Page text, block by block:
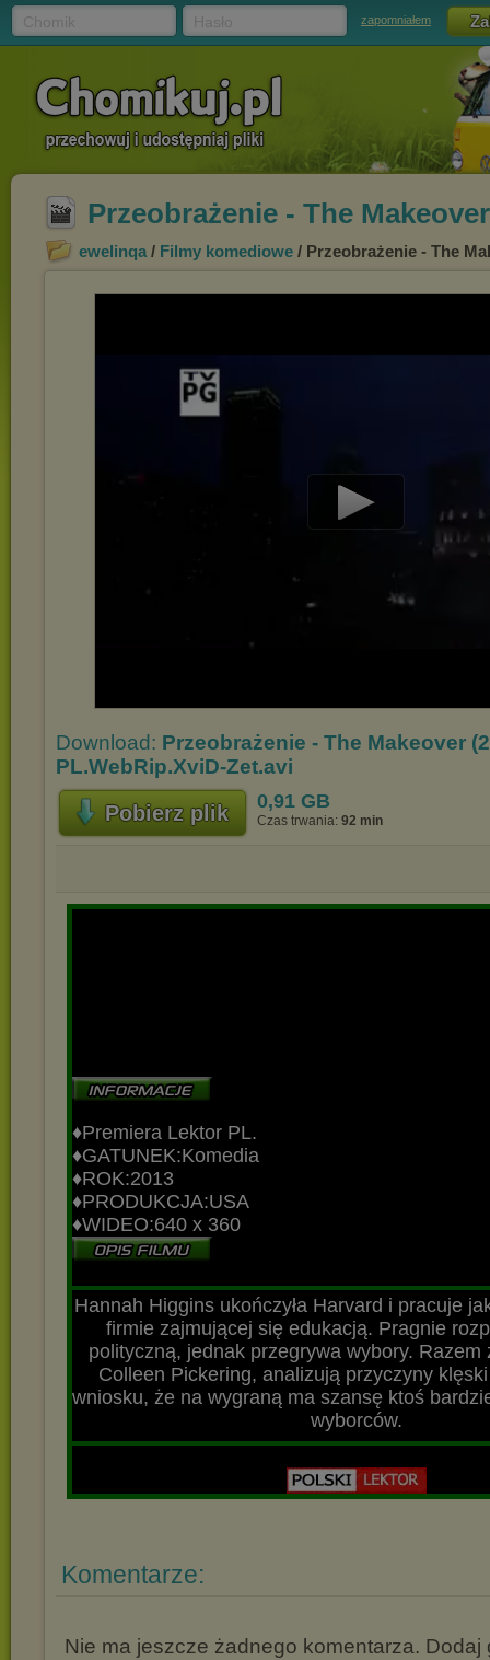
zapomniałem
Przeobrażenie - The
ewelinqa / Filmy komediowe / Przeobrażenie - The
Play
Download: Przeobrażenie - The Makeover
PL.WebRip.XviD-Zet.avi
Pobierz plik 0,91 GB
Czas trwania: 92 min
♦Premiera Lektor PL.
♦GATUNEK:Komedia
♦ROK:2013
♦PRODUKCJA:USA
♦WIDEO:640 x 360
Hannah Higgins ukończyła Harvard i pracuje
firmie zajmującej się edukacją. Pragnie
polityczną, jednak przegrywa wybory. Razem
Colleen Pickering, analizują przyczyny
wniosku, że na wygraną ma szansę ktoś
wyborców.
Komentarze:
Nie ma jeszcze żadnego komentarza. Dodaj